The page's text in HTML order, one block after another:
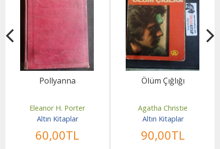
Pollyanna
Eleanor H. Porter
Altın Kitaplar
60,00TL
Ölüm Çığlığı
Agatha Christie
Altın Kitaplar
90,00TL